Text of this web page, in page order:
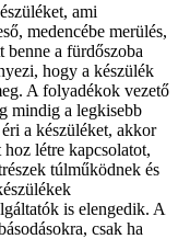
ami
medencébe merülés,
benne a fürdőszoba
hogy a készülék
A folyadékok vezető
mindig a legkisebb
a készüléket, akkor
létre kapcsolatot,
túlműködnek és
is elengedik. A
csak ha